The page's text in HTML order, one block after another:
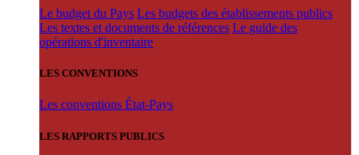
Le budget du Pays Les budgets des établissements publics
Les textes et documents de références Le guide des
opérations d'inventaire
LES CONVENTIONS
Les conventions État-Pays
LES RAPPORTS PUBLICS